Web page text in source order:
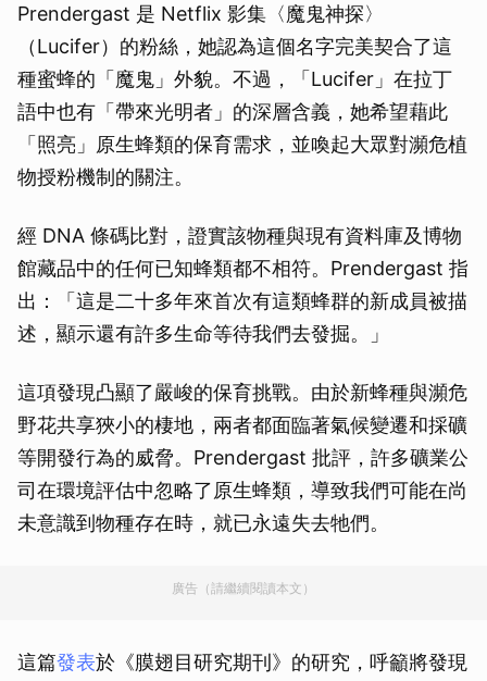
Prendergast 是 Netflix 影集〈魔鬼神探〉
（Lucifer）的粉絲，她認為這個名字完美契合了這
種蜜蜂的「魔鬼」外貌。不過，「Lucifer」在拉丁
語中也有「帶來光明者」的深層含義，她希望藉此
「照亮」原生蜂類的保育需求，並喚起大眾對瀕危植
物授粉機制的關注。
經 DNA 條碼比對，證實該物種與現有資料庫及博物
館藏品中的任何已知蜂類都不相符。Prendergast 指
出：「這是二十多年來首次有這類蜂群的新成員被描
述，顯示還有許多生命等待我們去發掘。」
這項發現凸顯了嚴峻的保育挑戰。由於新蜂種與瀕危
野花共享狹小的棲地，兩者都面臨著氣候變遷和採礦
等開發行為的威脅。Prendergast 批評，許多礦業公
司在環境評估中忽略了原生蜂類，導致我們可能在尚
未意識到物種存在時，就已永遠失去牠們。
廣告（請繼續閱讀本文）
這篇發表於《膜翅目研究期刊》的研究，呼籲將發現